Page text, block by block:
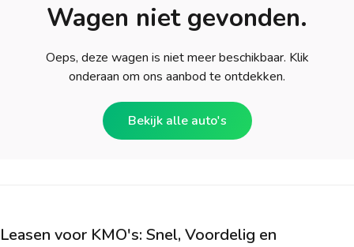
Wagen niet gevonden.
Oeps, deze wagen is niet meer beschikbaar. Klik
onderaan om ons aanbod te ontdekken.
Bekijk alle auto's
Leasen voor KMO's: Snel, Voordelig en